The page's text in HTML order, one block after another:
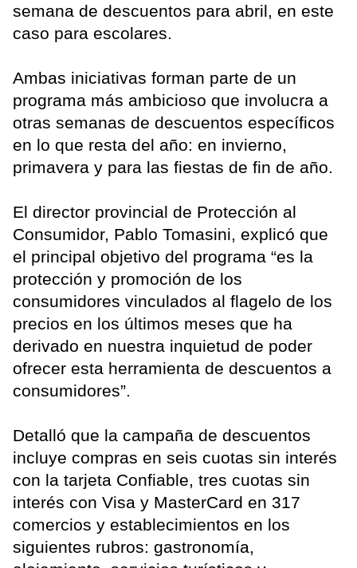
semana de descuentos para abril, en este
caso para escolares.
Ambas iniciativas forman parte de un
programa más ambicioso que involucra a
otras semanas de descuentos específicos
en lo que resta del año: en invierno,
primavera y para las fiestas de fin de año.
El director provincial de Protección al
Consumidor, Pablo Tomasini, explicó que
el principal objetivo del programa “es la
protección y promoción de los
consumidores vinculados al flagelo de los
precios en los últimos meses que ha
derivado en nuestra inquietud de poder
ofrecer esta herramienta de descuentos a
consumidores”.
Detalló que la campaña de descuentos
incluye compras en seis cuotas sin interés
con la tarjeta Confiable, tres cuotas sin
interés con Visa y MasterCard en 317
comercios y establecimientos en los
siguientes rubros: gastronomía,